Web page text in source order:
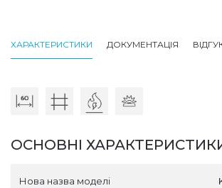
ХАРАКТЕРИСТИКИ ДОКУМЕНТАЦІЯ
ОСНОВНІ
Нова назва моделі